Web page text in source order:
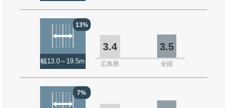
13%
幅13.0～19.5m
3.4 3.5
広島県 全国
7%